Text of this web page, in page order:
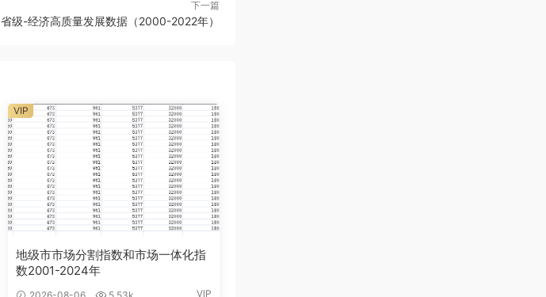
下一篇
省级-经济高质量发展数据（2000-2022年）
地级市市场分割指数和市场一体化指
数2001-2024年
VIP
VIP